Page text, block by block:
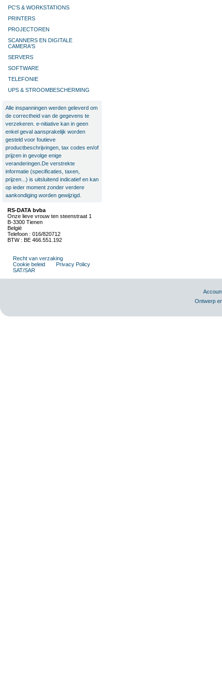
PC'S & WORKSTATIONS
PRINTERS
PROJECTOREN
SCANNERS EN DIGITALE
CAMERA'S
SERVERS
SOFTWARE
TELEFONIE
UPS & STROOMBESCHERMING
Alle inspanningen werden geleverd om
de correctheid van de gegevens te
verzekeren. e-nitiative kan in geen
enkel geval aansprakelijk worden
gesteld voor foutieve
productbeschrijvingen, tax codes en/of
prijzen in gevolge enige
veranderingen.De verstrekte
informatie (specificaties, taxen,
prijzen...) is uitsluitend indicatief en kan
op ieder moment zonder verdere
aankondiging worden gewijzigd.
RS-DATA bvba
Onze lieve vrouw ten steenstraat 1
B-3300 Tienen
België
Telefoon : 016/820712
BTW : BE 466.551.192
Recht van verzaking
Cookie beleid
Privacy Policy
SAT/SAR
Ontwerp